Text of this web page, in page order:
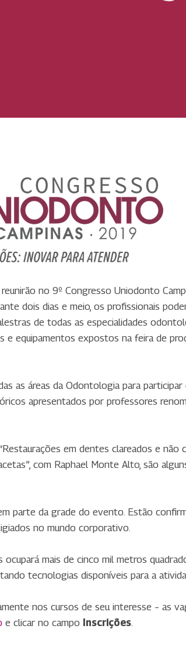
no 9º Congresso Uniodonto
dois dias e meio, os profissionais
de todas as especialidades
equipamentos expostos na feira de
as áreas da Odontologia para
apresentados por professores
em dentes clareados e não
com Raphael Monte Alto, são
parte da grade do evento. Estão
no mundo corporativo.
mais de cinco mil metros
tecnologias disponíveis para a
nos cursos de seu interesse – as
e clicar no campo Inscrições.